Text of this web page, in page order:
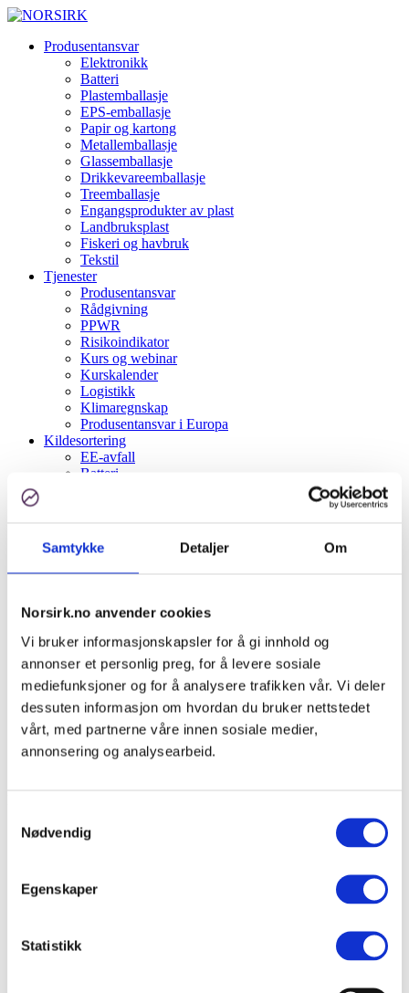
Samtykke Detaljer Om
Norsirk.no anvender cookies
Vi bruker informasjonskapsler for å gi innhold og
annonser et personlig preg, for å levere sosiale
mediefunksjoner og for å analysere trafikken vår. Vi deler
dessuten informasjon om hvordan du bruker nettstedet
vårt, med partnerne våre innen sosiale medier,
annonsering og analysearbeid.
Nødvendig
Egenskaper
Statistikk
Produsentansvar
Elektronikk
Batteri
Plastemballasje
EPS-emballasje
Papir og kartong
Metallemballasje
Glassemballasje
Drikkevareemballasje
Treemballasje
Engangsprodukter av plast
Landbruksplast
Fiskeri og havbruk
Tekstil
Tjenester
Produsentansvar
Rådgivning
PPWR
Risikoindikator
Kurs og webinar
Kurskalender
Logistikk
Klimaregnskap
Produsentansvar i Europa
Kildesortering
EE-avfall
Batteri
Aktuelt
Bli kunde
Om oss
Kundehistorier
Samarbeidspartnere
Spørsmål og svar
Åpenhetsloven
Kontakt oss
Kundeinformasjon
English
Søk
ISO-sertifiseringer
Kundehistorier